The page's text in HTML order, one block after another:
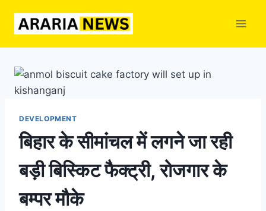
DEVELOPMENT
बिहार के सीमांचल में लगने जा रही
बड़ी बिस्किट फैक्ट्री, रोजगार के
बम्पर मौके